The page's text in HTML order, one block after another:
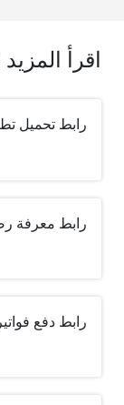
اقرأ
رابط تحميل
رابط معرفة
رابط دفع